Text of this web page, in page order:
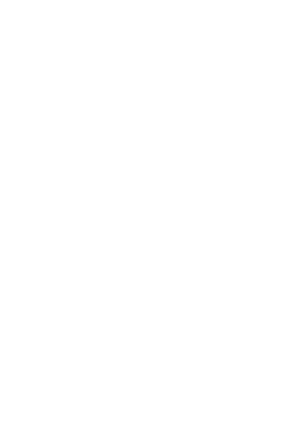
des économies / Est-ce que lire des
?
y répondre afin d’être (si possible) exhaustif
livres numérique (ebooks) feraient
que sa version papier, et donc que le fait